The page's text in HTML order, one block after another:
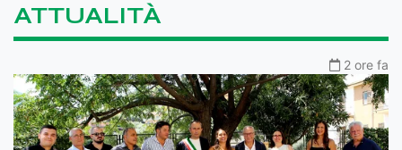
ATTUALITÀ
2 ore fa